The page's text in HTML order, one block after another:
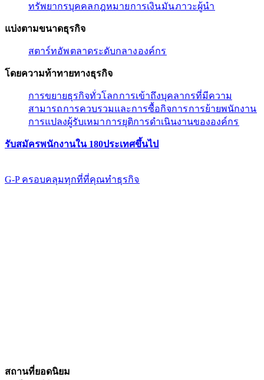
ทรัพยากรบุคคล​​กฎหมาย​​การเงิน​​มัน​​ภาวะผู้นํา​​
แบ่งตามขนาดธุรกิจ​​
สตาร์ทอัพ​​ตลาดระดับกลาง​​องค์กร​​
โดยความท้าทายทางธุรกิจ​​
การขยายธุรกิจทั่วโลก​​การเข้าถึงบุคลากรที่มีความ
สามารถ​​การควบรวมและการซื้อกิจการ​​การย้ายพนักงาน​​
การแปลงผู้รับเหมา​​การยุติการดำเนินงานขององค์กร​​
รับสมัครพนักงานใน 180ประเทศขึ้นไป​​
G-P ครอบคลุมทุกที่ที่คุณทําธุรกิจ​​
สถานที่ยอดนิยม​​